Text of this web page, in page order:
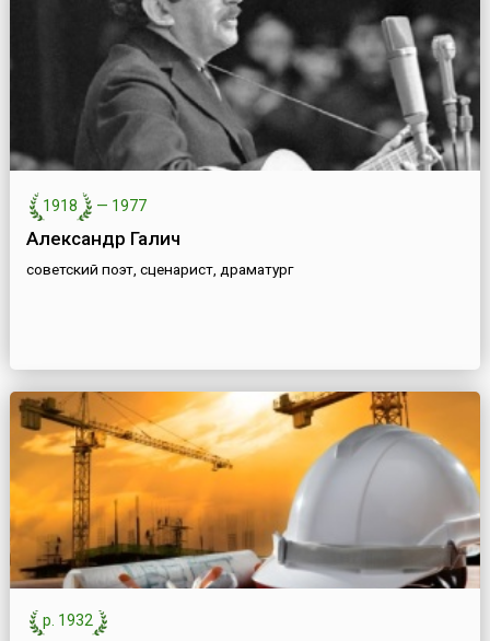
1918 — 1977
Александр Галич
советский поэт, сценарист, драматург
р. 1932